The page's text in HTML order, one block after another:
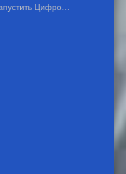
Цифро…